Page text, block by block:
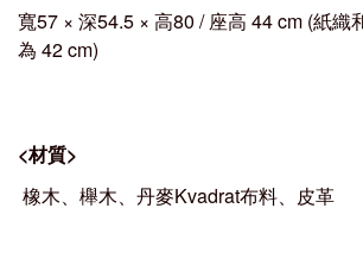
寬57 × 深54.5 × 高80 / 座高 44 cm (紙織
為 42 cm)
<材質>
橡木、 櫸木、 丹麥Kvadrat布料、皮革